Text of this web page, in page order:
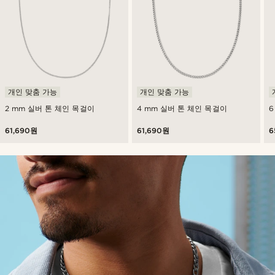
2 mm 실버 톤 체인 목걸이
개인 맞춤 가능
61,690원
4 mm 실버 톤 체인 목걸이
개인 맞춤 가능
61,690원
6